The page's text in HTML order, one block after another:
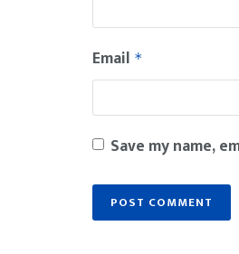
Email *
Save my name,